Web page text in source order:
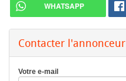
WHATSAPP
Contacter l'annonceur
Votre e-mail